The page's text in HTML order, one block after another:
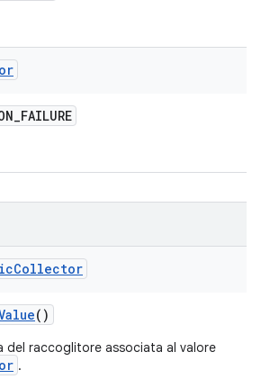
_FAILURE
Collector
()
del raccoglitore associata al valore
.